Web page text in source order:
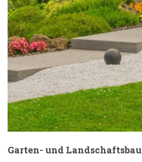
Garten- und Landschaftsbau